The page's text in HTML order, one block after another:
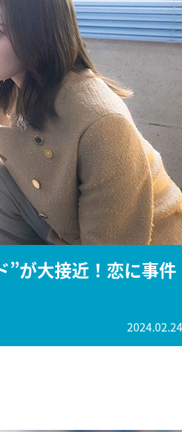
”が大接近！恋に事件
2024.02.24
『アイ＝ラブ！げーみんぐ
E齋藤樹愛羅＆佐々木舞香
ビュー